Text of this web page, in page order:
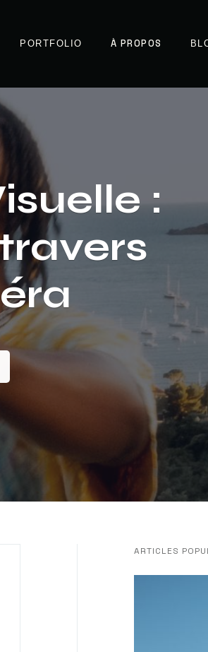
PORTFOLIO À PROPOS
:
ARTICLES